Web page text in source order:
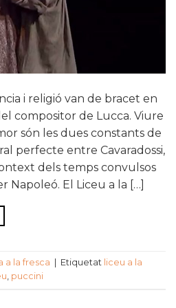
i religió van de bracet en
compositor de Lucca. Viure
són les dues constants de
perfecte entre Cavaradossi,
dels temps convulsos
Napoleó. El Liceu a la […]
a la fresca Etiquetat liceu a la
, puccini